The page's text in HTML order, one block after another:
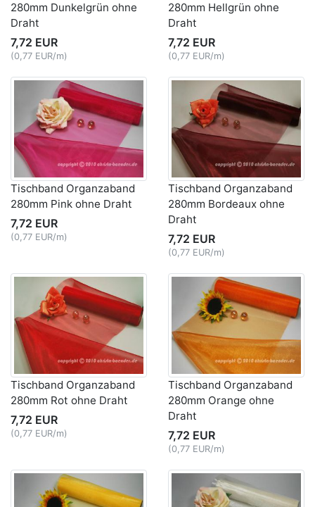
280mm Dunkelgrün ohne
Draht
7,72 EUR
(0,77 EUR/m)
280mm Hellgrün ohne
Draht
7,72 EUR
(0,77 EUR/m)
Tischband Organzaband
280mm Pink ohne Draht
7,72 EUR
(0,77 EUR/m)
Tischband Organzaband
280mm Bordeaux ohne
Draht
7,72 EUR
(0,77 EUR/m)
Tischband Organzaband
280mm Rot ohne Draht
7,72 EUR
(0,77 EUR/m)
Tischband Organzaband
280mm Orange ohne
Draht
7,72 EUR
(0,77 EUR/m)